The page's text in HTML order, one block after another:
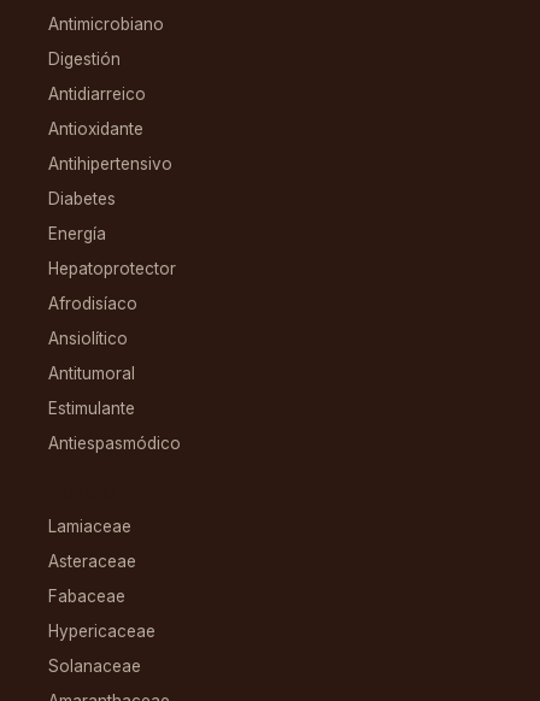
Antimicrobiano
Digestión
Antidiarreico
Antioxidante
Antihipertensivo
Diabetes
Energía
Hepatoprotector
Afrodisíaco
Ansiolítico
Antitumoral
Estimulante
Antiespasmódico
Lamiaceae
Asteraceae
Fabaceae
Hypericaceae
Solanaceae